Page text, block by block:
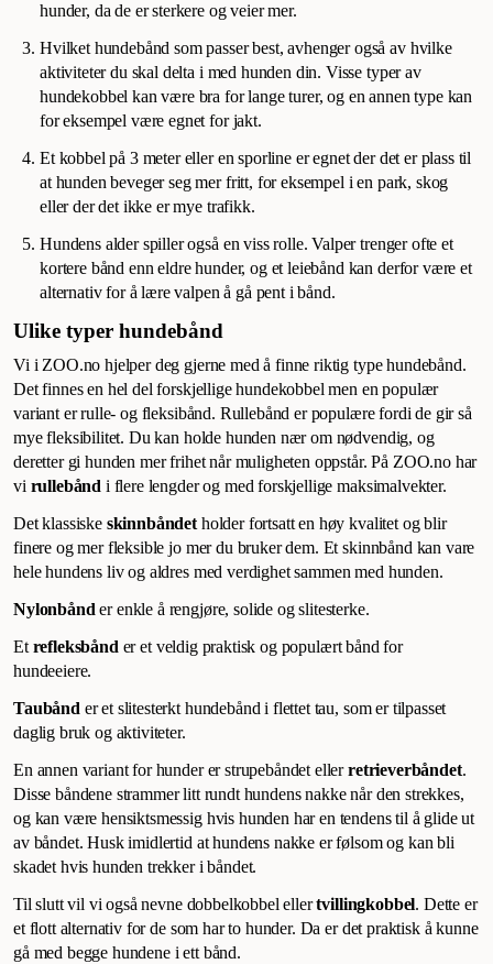
hunder, da de er sterkere og veier mer.
Hvilket hundebånd som passer best, avhenger også av hvilke
aktiviteter du skal delta i med hunden din. Visse typer av
hundekobbel kan være bra for lange turer, og en annen type kan
for eksempel være egnet for jakt.
Et kobbel på 3 meter eller en sporline er egnet der det er plass til
at hunden beveger seg mer fritt, for eksempel i en park, skog
eller der det ikke er mye trafikk.
Hundens alder spiller også en viss rolle. Valper trenger ofte et
kortere bånd enn eldre hunder, og et leiebånd kan derfor være et
alternativ for å lære valpen å gå pent i bånd.
Ulike typer hundebånd
Vi i ZOO.no hjelper deg gjerne med å finne riktig type hundebånd.
Det finnes en hel del forskjellige hundekobbel men en populær
variant er rulle- og fleksibånd. Rullebånd er populære fordi de gir så
mye fleksibilitet. Du kan holde hunden nær om nødvendig, og
deretter gi hunden mer frihet når muligheten oppstår. På ZOO.no har
vi rullebånd i flere lengder og med forskjellige maksimalvekter.
Det klassiske skinnbåndet holder fortsatt en høy kvalitet og blir
finere og mer fleksible jo mer du bruker dem. Et skinnbånd kan vare
hele hundens liv og aldres med verdighet sammen med hunden.
Nylonbånder enkle å rengjøre, solide og slitesterke.
Et refleksbånd er et veldig praktisk og populært bånd for
hundeeiere.
Taubånd er et slitesterkt hundebånd i flettet tau, som er tilpasset
daglig bruk og aktiviteter.
En annen variant for hunder er strupebåndet ellerretrieverbåndet.
Disse båndene strammer litt rundt hundens nakke når den strekkes,
og kan være hensiktsmessig hvis hunden har en tendens til å glide ut
av båndet. Husk imidlertid at hundens nakke er følsom og kan bli
skadet hvis hunden trekker i båndet.
Til slutt vil vi også nevne dobbelkobbel ellertvillingkobbel. Dette er
et flott alternativ for de som har to hunder. Da er det praktisk å kunne
gå med begge hundene i ett bånd.